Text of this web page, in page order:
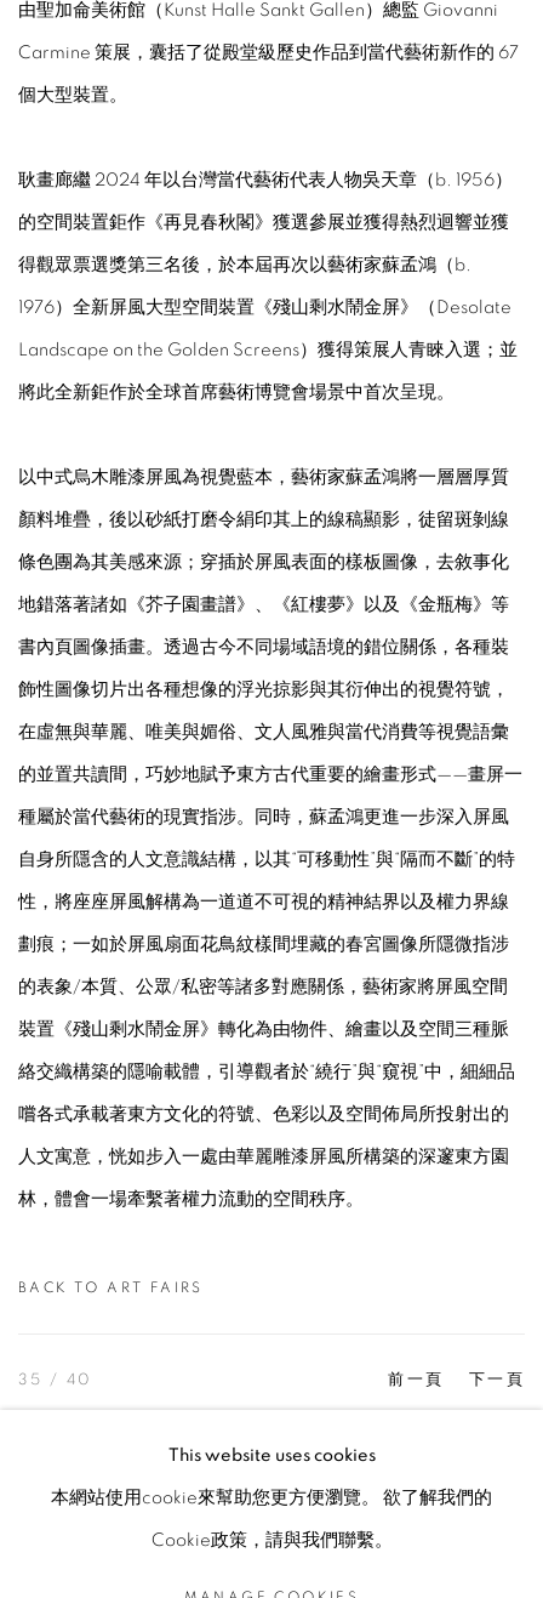
由聖加侖美術館（Kunst Halle Sankt Gallen）總監 Giovanni
Carmine 策展，囊括了從殿堂級歷史作品到當代藝術新作的 67
個大型裝置。
耿畫廊繼 2024 年以台灣當代藝術代表人物吳天章（b. 1956）
的空間裝置鉅作《再見春秋閣》獲選參展並獲得熱烈迴響並獲
得觀眾票選獎第三名後，於本屆再次以藝術家蘇孟鴻（b.
1976）全新屏風大型空間裝置《殘山剩水鬧金屏》（Desolate
Landscape on the Golden Screens）獲得策展人青睞入選；並
將此全新鉅作於全球首席藝術博覽會場景中首次呈現。
以中式烏木雕漆屏風為視覺藍本，藝術家蘇孟鴻將一層層厚質
顏料堆疊，後以砂紙打磨令絹印其上的線稿顯影，徒留斑剝線
條色團為其美感來源；穿插於屏風表面的樣板圖像，去敘事化
地錯落著諸如《芥子園畫譜》、《紅樓夢》以及《金瓶梅》等
書內頁圖像插畫。透過古今不同場域語境的錯位關係，各種裝
飾性圖像切片出各種想像的浮光掠影與其衍伸出的視覺符號，
在虛無與華麗、唯美與媚俗、文人風雅與當代消費等視覺語彙
的並置共讀間，巧妙地賦予東方古代重要的繪畫形式——畫屏一
種屬於當代藝術的現實指涉。同時，蘇孟鴻更進一步深入屏風
自身所隱含的人文意識結構，以其“可移動性”與“隔而不斷”的特
性，將座座屏風解構為一道道不可視的精神結界以及權力界線
劃痕；一如於屏風扇面花鳥紋樣間埋藏的春宮圖像所隱微指涉
的表象/本質、公眾/私密等諸多對應關係，藝術家將屏風空間
裝置《殘山剩水鬧金屏》轉化為由物件、繪畫以及空間三種脈
絡交織構築的隱喻載體，引導觀者於“繞行”與“窺視”中，細細品
嚐各式承載著東方文化的符號、色彩以及空間佈局所投射出的
人文寓意，恍如步入一處由華麗雕漆屏風所構築的深邃東方園
林，體會一場牽繫著權力流動的空間秩序。
BACK TO ART FAIRS
前一頁 下一頁
35 / 40
MANAGE COOKIES
© 2026 TINA KENG GALLERY. ALL RIGHTS
This website uses cookies
本網站使用cookie來幫助您更方便瀏覽。 欲了解我們的
Cookie政策，請與我們聯繫。